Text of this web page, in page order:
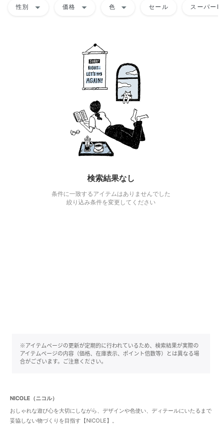
性別 arrow_drop_down 価格 arrow_drop_down 色 arrow_drop_down セール スーパー
検索結果なし
条件に一致するアイテムはありませんでした
絞り込み条件を変更してください
※アイテムページの更新が定期的に行われているため、検索結果が実際の
アイテムページの内容（価格、在庫表示、ポイント倍数等）とは異なる場
合がございます。ご注意ください。
NICOLE（ニコル）
おしゃれな遊び心を大切にしながら、デザインや色使い、ディテールにいたるまで
妥協しない物づくりを目指す【NICOLE】。